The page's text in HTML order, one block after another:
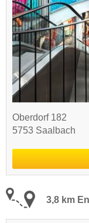
Oberdorf 182
5753 Saalbach
3,8 km